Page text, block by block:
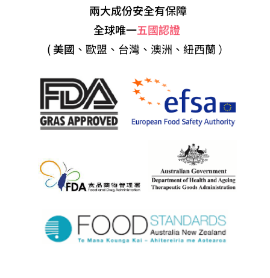
兩大成份安全有保障
全球唯一五國認證
( 美國 、歐盟、台灣、澳洲、紐西蘭 ）